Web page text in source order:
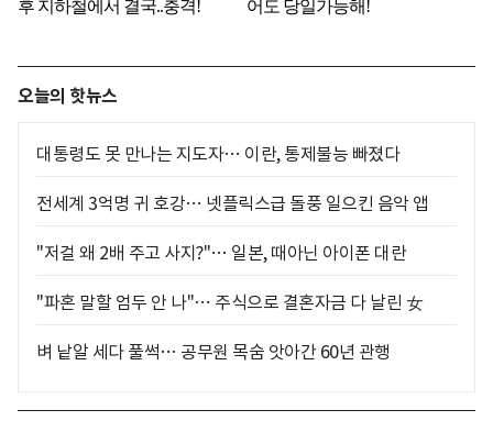
오늘의 핫뉴스
대통령도 못 만나는 지도자… 이란, 통제불능 빠졌다
전세계 3억명 귀 호강… 넷플릭스급 돌풍 일으킨 음악 앱
"저걸 왜 2배 주고 사지?"… 일본, 때아닌 아이폰 대란
"파혼 말할 엄두 안 나"… 주식으로 결혼자금 다 날린 女
벼 낱알 세다 풀썩… 공무원 목숨 앗아간 60년 관행